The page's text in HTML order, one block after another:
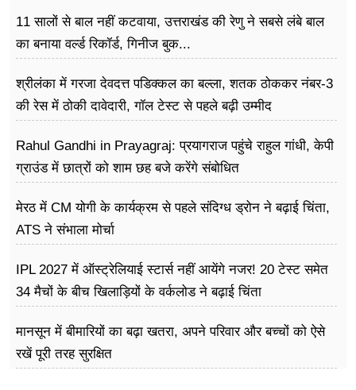
11 सालों से बाल नहीं कटवाया, उत्तराखंड की रेणु ने सबसे लंबे बाल
का बनाया वर्ल्ड रिकॉर्ड, गिनीज बुक...
श्रीलंका में गरजा देवदत्त पडिक्कल का बल्ला, शतक ठोककर नंबर-3
की रेस में ठोकी दावेदारी, गॉल टेस्ट से पहले बढ़ी उम्मीद
Rahul Gandhi in Prayagraj: प्रयागराज पहुंचे राहुल गांधी, केपी
ग्राउंड में छात्रों को शाम छह बजे करेंगे संबोधित
मेरठ में CM योगी के कार्यक्रम से पहले संदिग्ध ड्रोन ने बढ़ाई चिंता,
ATS ने संभाला मोर्चा
IPL 2027 में ऑस्ट्रेलियाई स्टार्स नहीं आयेंगे नजर! 20 टेस्ट समेत
34 मैचों के बीच खिलाड़ियों के वर्कलोड ने बढ़ाई चिंता
मानसून में बीमारियों का बढ़ा खतरा, अपने परिवार और बच्चों को ऐसे
रखें पूरी तरह सुरक्षित